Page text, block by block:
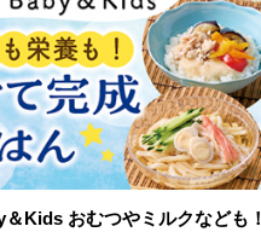
Kids おむつやミルクなども！